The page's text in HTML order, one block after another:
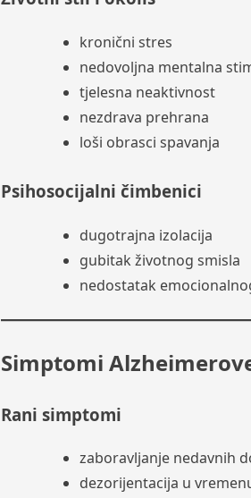
kronični stres
nedovoljna mentalna
tjelesna neaktivnost
nezdrava prehrana
loši obrasci spavanja
Psihosocijalni čimbenici
dugotrajna izolacija
gubitak životnog smisla
nedostatak
Simptomi
Rani simptomi
zaboravljanje nedavnih
dezorijentacija u